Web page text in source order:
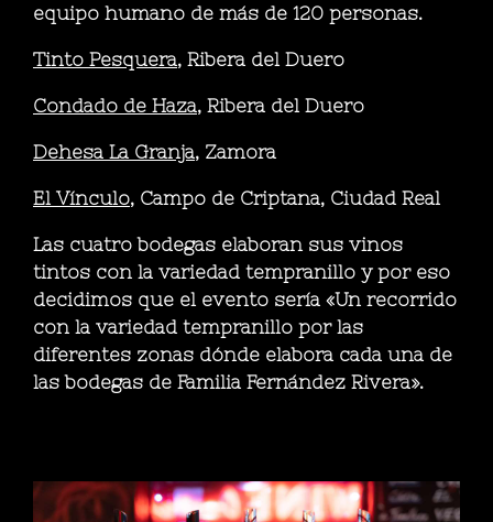
equipo humano de más de 120 personas.
Tinto Pesquera, Ribera del Duero
Condado de Haza, Ribera del Duero
Dehesa La Granja, Zamora
El Vínculo, Campo de Criptana, Ciudad Real
Las cuatro bodegas elaboran sus vinos
tintos con la variedad tempranillo y por eso
decidimos que el evento sería «Un recorrido
con la variedad tempranillo por las
diferentes zonas dónde elabora cada una de
las bodegas de Familia Fernández Rivera».